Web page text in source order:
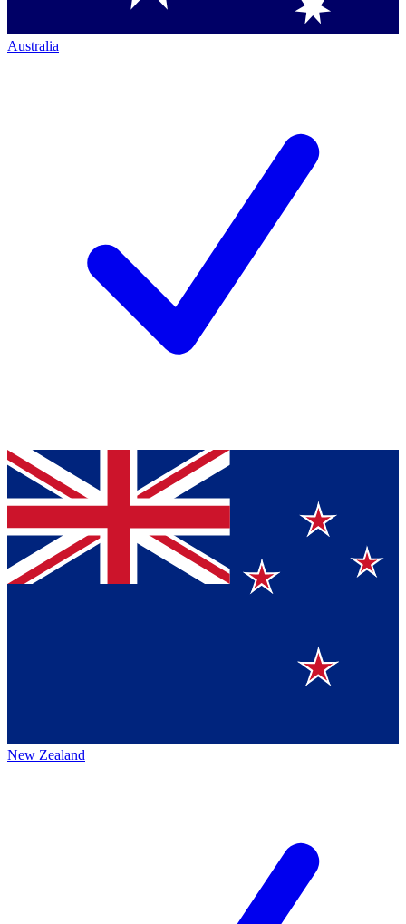
Australia
New Zealand